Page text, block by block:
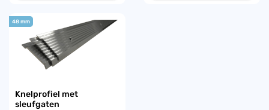
48 mm
Knelprofiel met
sleufgaten